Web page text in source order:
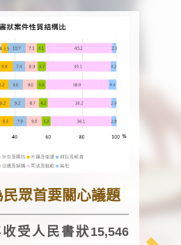
眾首要關心議題
受人民書狀15,546